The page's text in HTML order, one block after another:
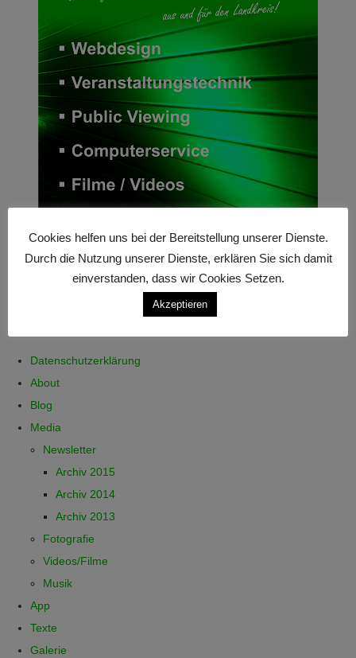
Datenschutzerklärung
About
Blog
Media
Newsletter
Archiv 2015
Archiv 2014
Archiv 2013
Fotografie
Videos/Filme
Musik
App
Texte
Galerie
Cookies helfen uns bei der Bereitstellung unserer Dienste.
Durch die Nutzung unserer Dienste, erklären Sie sich damit
einverstanden, dass wir Cookies Setzen.
Akzeptieren